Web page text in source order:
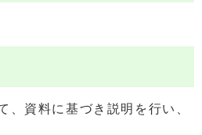
資料に基づき説明を行い、